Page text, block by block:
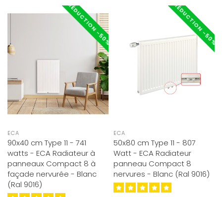
RÉDUCTION -50%
ECA
90x40 cm Type 11 - 741
watts - ECA Radiateur à
panneaux Compact 8 à
façade nervurée - Blanc
(Ral 9016)
RÉDUCTION -50%
ECA
50x80 cm Type 11 - 807
Watt - ECA Radiateur
panneau Compact 8
nervures - Blanc (Ral 9016)